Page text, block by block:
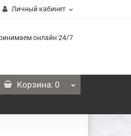
Личный кабинет
онлайн 24/7
Корзина: 0